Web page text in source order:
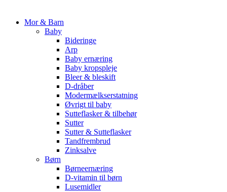
Mor & Barn
Baby
Bideringe
Arp
Baby ernæring
Baby kropspleje
Bleer & bleskift
D-dråber
Modermælkserstatning
Øvrigt til baby
Sutteflasker & tilbehør
Sutter
Sutter & Sutteflasker
Tandfrembrud
Zinksalve
Børn
Børneernæring
D-vitamin til børn
Lusemidler